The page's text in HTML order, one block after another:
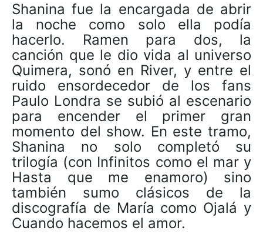
Shanina fue la encargada de abrir
la noche como solo ella podía
hacerlo. Ramen para dos, la
canción que le dio vida al universo
Quimera, sonó en River, y entre el
ruido ensordecedor de los fans
Paulo Londra se subió al escenario
para encender el primer gran
momento del show. En este tramo,
Shanina no solo completó su
trilogía (con Infinitos como el mar y
Hasta que me enamoro) sino
también sumo clásicos de la
discografía de María como Ojalá y
Cuando hacemos el amor.